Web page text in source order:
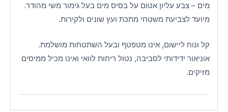
מים – צבע עליון אטום על בסיס מים בעל גימור משי מהודר.
מיועד לצביעת משטחי מתכת ועץ שונים ולקירות.
קל ונוח ליישום, אינו מטפטף ובעל השתטחות מושלמת.
אוניאור ידידותי לסביבה, נטול ריחות לוואי ואינו מכיל ממיסים
מזיקים.